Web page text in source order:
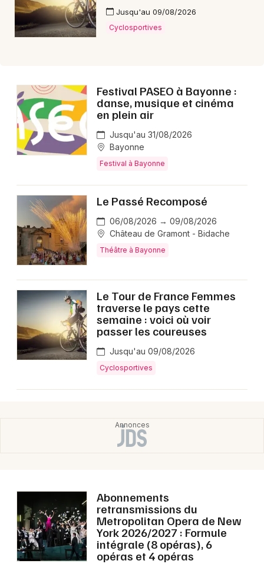
Actus à Bayonne
64 - Pyrénées-Atlantiques
Mon email
Jusqu'au 09/08/2026
Cyclosportives
Festival PASEO à Bayonne :
danse, musique et cinéma
en plein air
Jusqu'au 31/08/2026
Bayonne
Festival à Bayonne
Le Passé Recomposé
06/08/2026 → 09/08/2026
Château de Gramont - Bidache
Théâtre à Bayonne
Le Tour de France Femmes
traverse le pays cette
semaine : voici où voir
passer les coureuses
Jusqu'au 09/08/2026
Cyclosportives
Abonnements
retransmissions du
Metropolitan Opera de New
York 2026/2027 : Formule
intégrale (8 opéras), 6
opéras et 4 opéras